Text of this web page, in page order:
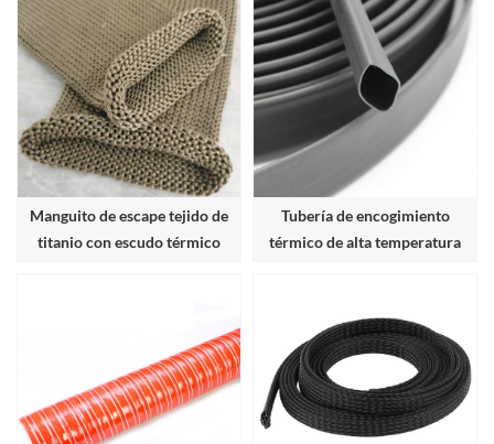
Manguito de escape tejido de
titanio con escudo térmico
Tubería de encogimiento
térmico de alta temperatura